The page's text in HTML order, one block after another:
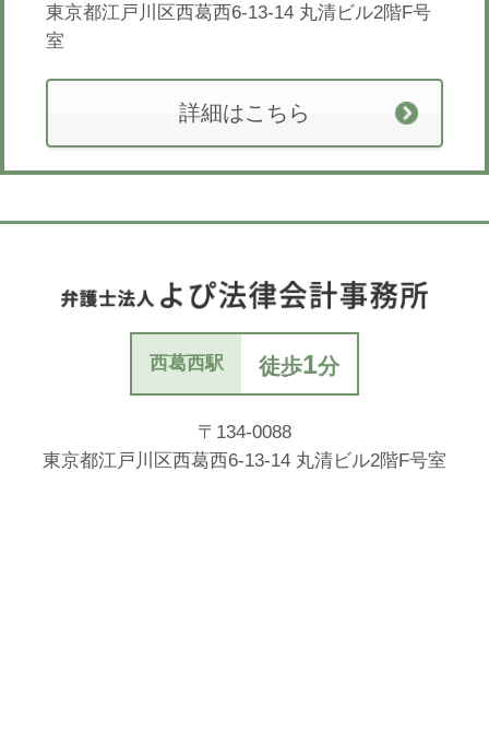
東京都江戸川区西葛西6-13-14 丸清ビル2階F号
室
詳細はこちら
西葛西駅 徒歩1分
〒134-0088
東京都江戸川区西葛西6-13-14 丸清ビル2階F号室